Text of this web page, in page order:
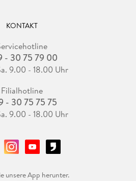
KONTAKT
- 30 75 79 00
9.00 - 18.00 Uhr
Filialhotline
- 30 75 75 75
9.00 - 18.00 Uhr
unsere App herunter.